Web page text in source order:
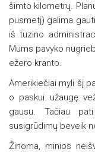
šimto kilometrų.
pusmetį) galima
iš tuzino
Mums pavyko
ežero kranto.
Amerikiečiai myli šį
o paskui užaugę
gausu. Tačiau
susigrūdimų beveik
Žinoma, minios